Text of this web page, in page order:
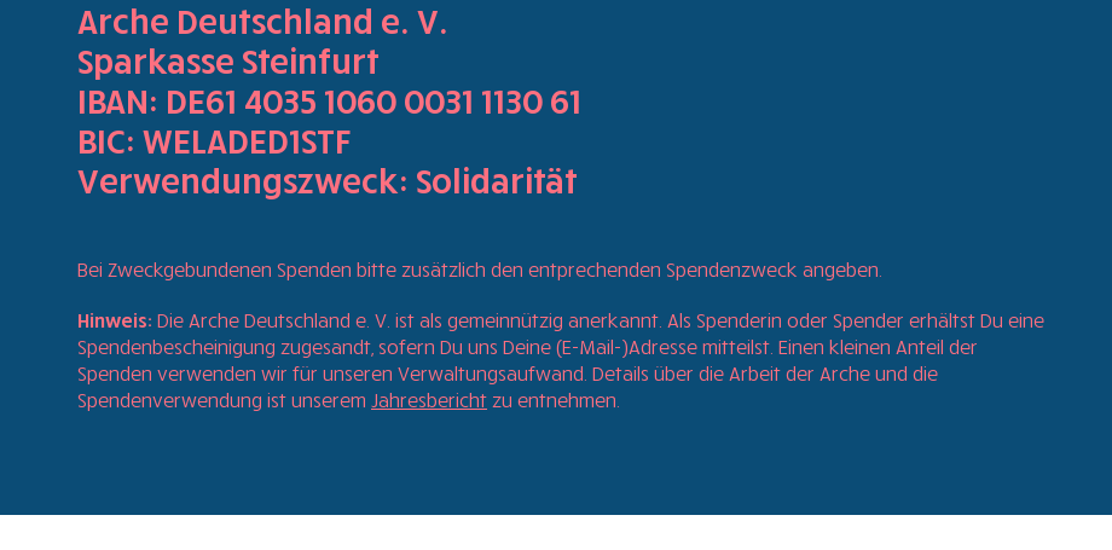
Arche Deutschland e. V.
Sparkasse Steinfurt
IBAN: DE61 4035 1060 0031 1130 61
BIC: WELADED1STF
Verwendungszweck: Solidarität
Bei Zweckgebundenen Spenden bitte zusätzlich den entprechenden Spendenzweck angeben.
Hinweis: Die Arche Deutschland e. V. ist als gemeinnützig anerkannt. Als Spenderin oder Spender erhältst Du eine
Spendenbescheinigung zugesandt, sofern Du uns Deine (E-Mail-)Adresse mitteilst. Einen kleinen Anteil der
Spenden verwenden wir für unseren Verwaltungsaufwand. Details über die Arbeit der Arche und die
Spendenverwendung ist unserem Jahresbericht zu entnehmen.